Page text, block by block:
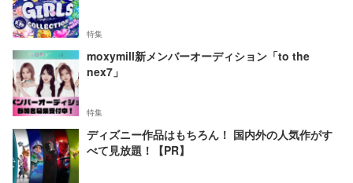
特集
moxymill新メンバーオーディション「to the
nex7」
特集
ディズニー作品はもちろん！ 国内外の人気作がす
べて見放題！【PR】